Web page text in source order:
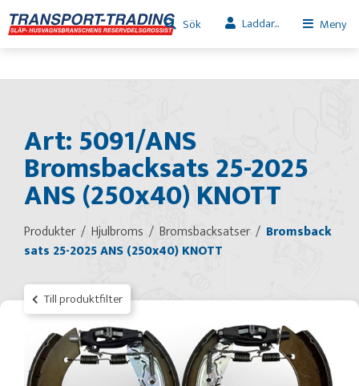
Sök Laddar... Meny
Art: 5091/ANS
Bromsbacksats 25-2025
ANS (250x40) KNOTT
Produkter Hjulbroms Bromsbacksatser
Bromsback
sats 25-2025 ANS (250x40) KNOTT
Till produktfilter